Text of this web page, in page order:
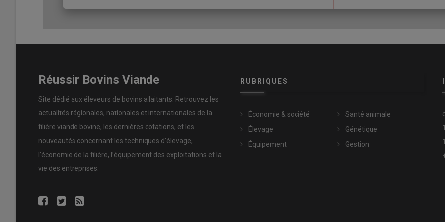
Réussir Bovins Viande
Site dédié aux éleveurs de bovins allaitants. Retrouvez les
actualités régionales, nationales et internationales de la
filière viande bovine, les dernières cotations, et les
nouveautés concernant les techniques d’élevage,
l’économie de la filière, l’équipement des exploitations et la
vie des entreprises.
RUBRIQUES
Économie & société
Élevage
Équipement
Santé animale
Génétique
Gestion